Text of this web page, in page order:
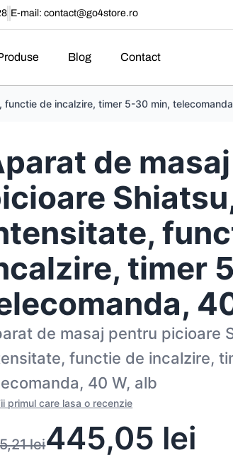
E-mail:contact@go4store.ro
Blog Contact
de incalzire, timer 5-30 min,
de
timer
de masaj pentru picioare
functie de incalzire,
40 W, alb
primul care lasa o recenzie
lei445,05 lei